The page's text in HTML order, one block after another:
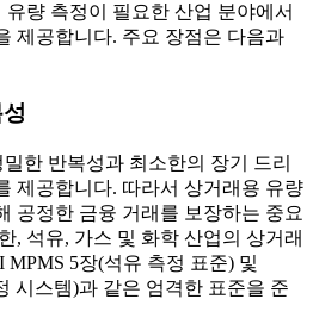
유량 측정이 필요한 산업 분야에서
제공합니다. 주요 장점은 다음과
한 반복성과 최소한의 장기 드리
제공합니다. 따라서 상거래용 유량
공정한 금융 거래를 보장하는 중요
, 석유, 가스 및 화학 산업의 상거래
5장(석유 측정 표준) 및
시스템)과 같은 엄격한 표준을 준